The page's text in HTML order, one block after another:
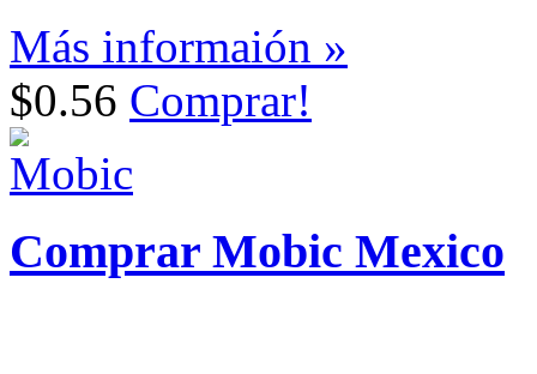
Más informaión »
$0.56 Comprar!
Comprar Mobic Mexico